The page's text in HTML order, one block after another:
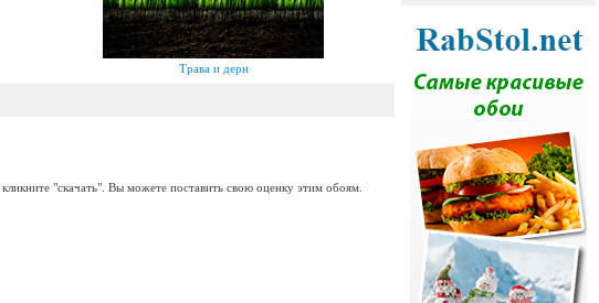
Трава и дерн
"скачать". Вы можете поставить свою оценку этим обоям.